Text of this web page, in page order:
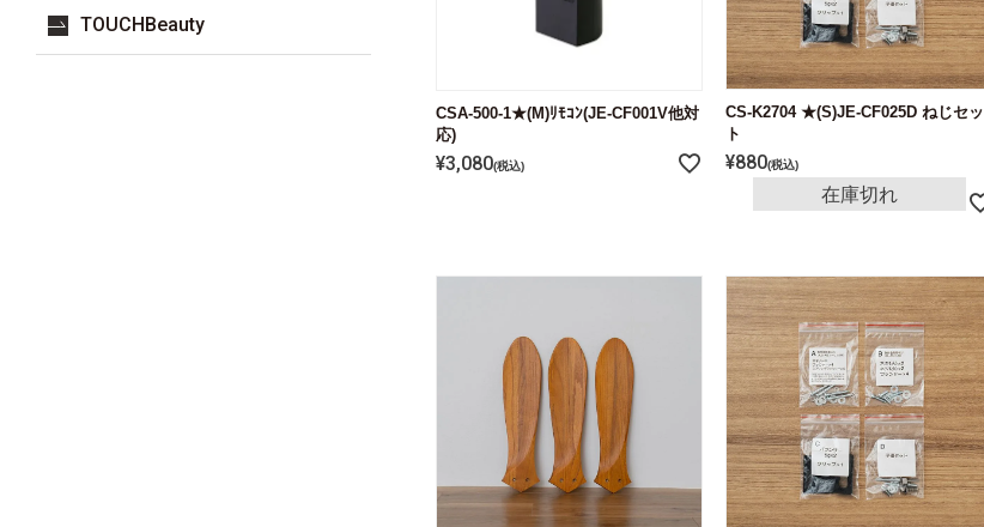
TOUCHBeauty
CSA-500-1★(M)ﾘﾓｺﾝ(JE-CF001V他対
応)
¥3,080 税込
CS-K2704 ★(S)JE-CF025D ねじセッ
ト
¥880 税込
在庫切れ